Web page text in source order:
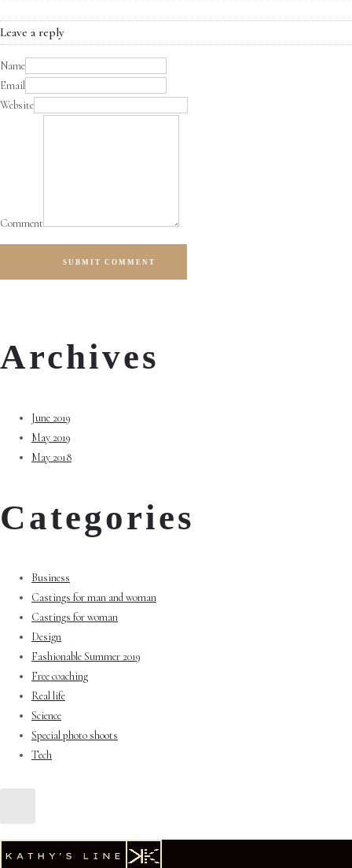
Leave a reply
Name
Email
Website
Comment
SUBMIT COMMENT
Archives
June 2019
May 2019
May 2018
Categories
Business
Castings for man and woman
Castings for woman
Design
Fashionable Summer 2019
Free coaching
Real life
Science
Special photo shoots
Tech